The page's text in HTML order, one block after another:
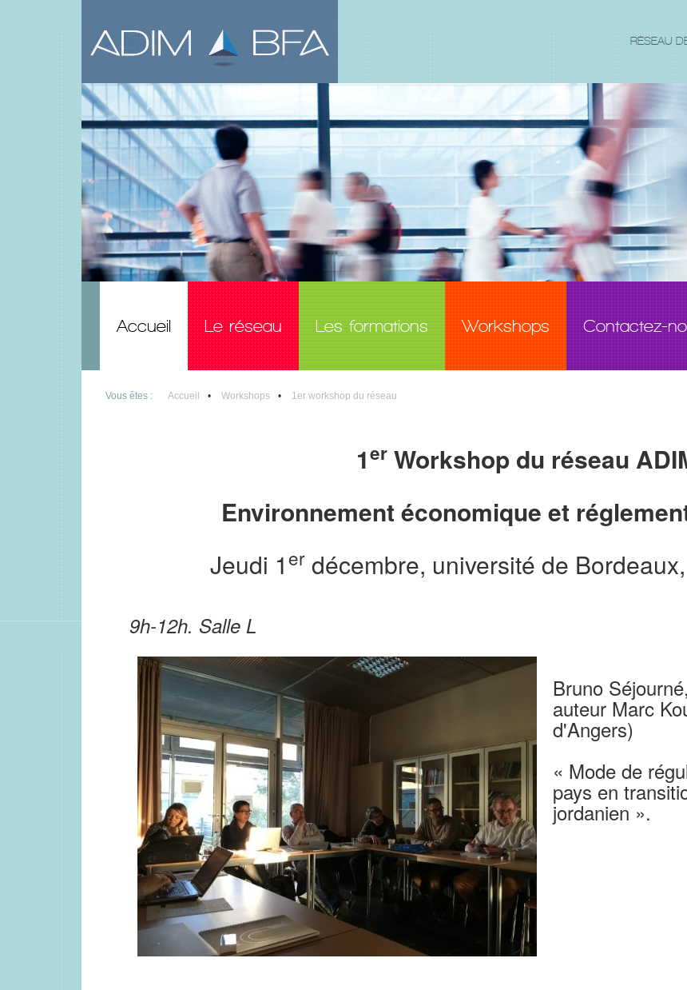
RÉSEAU
Accueil Le réseau Les formations Workshops Contactez-
Vous êtes : Accueil Workshops 1er workshop du réseau
1er Workshop du réseau
Environnement économique et
Jeudi 1 erdécembre, université de
9h-12h. Salle L
Bruno
auteur Marc
d'Angers)
« Mode de
pays en
jordanien ».